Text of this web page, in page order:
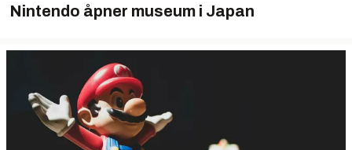
Nintendo åpner museum i Japan